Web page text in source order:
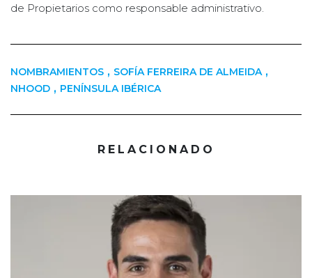
de Propietarios como responsable administrativo.
NOMBRAMIENTOS , SOFÍA FERREIRA DE ALMEIDA ,
NHOOD , PENÍNSULA IBÉRICA
RELACIONADO